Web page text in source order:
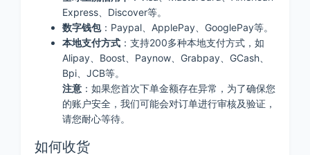
Express、Discover等。
数字钱包：Paypal、ApplePay、GooglePay等。
本地支付方式 ：支持200多种本地支付方式，如
Alipay、Boost、Paynow、Grabpay、GCash、
Bpi、JCB等。
注意 ：如果您首次下单金额存在异常，为了确保您
的账户安全，我们可能会对订单进行审核及验证，
请您耐心等待。
如何收货